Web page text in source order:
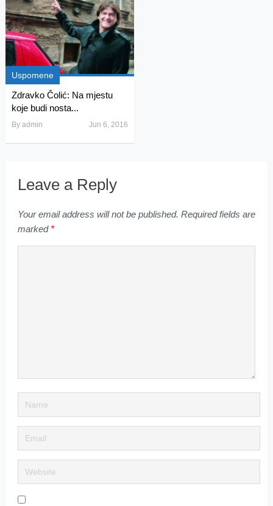
Uspomene
Zdravko Čolić: Na mjestu
koje budi nosta...
By admin Jun 6, 2016
Leave a Reply
Your email address will not be published. Required fields are
marked *